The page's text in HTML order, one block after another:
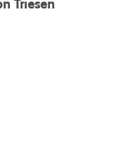
Triesen